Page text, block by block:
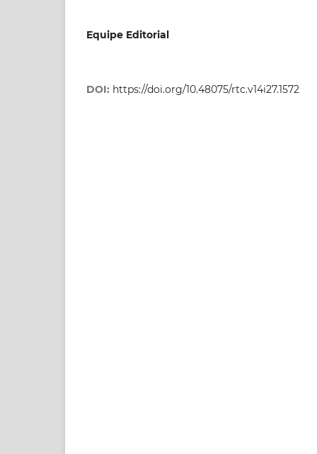
Equipe Editorial
DOI: https://doi.org/10.48075/rtc.v14i27.1572